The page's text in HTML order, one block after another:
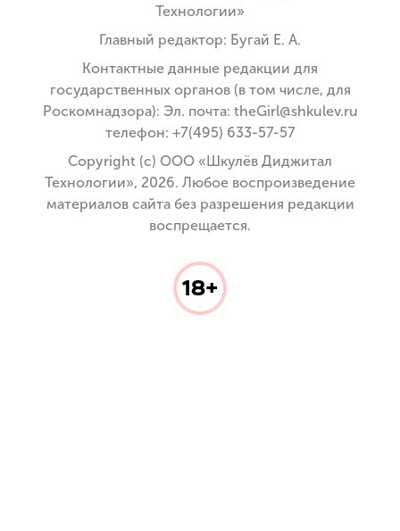
Технологии»
Главный редактор: Бугай Е. А.
Контактные данные редакции для
государственных органов (в том числе, для
Роскомнадзора): Эл. почта: theGirl@shkulev.ru
телефон: +7(495) 633-57-57
Copyright (с) ООО «Шкулёв Диджитал
Технологии», 2026. Любое воспроизведение
материалов сайта без разрешения редакции
воспрещается.
18+